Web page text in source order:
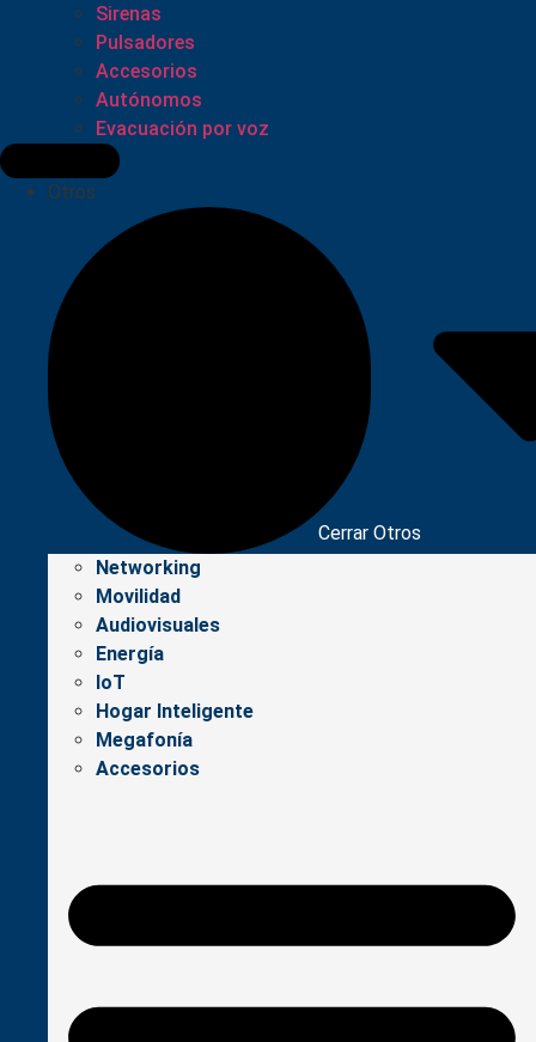
Sirenas
Pulsadores
Accesorios
Autónomos
Evacuación por voz
Otros
Cerrar Otros
Networking
Movilidad
Audiovisuales
Energía
IoT
Hogar Inteligente
Megafonía
Accesorios